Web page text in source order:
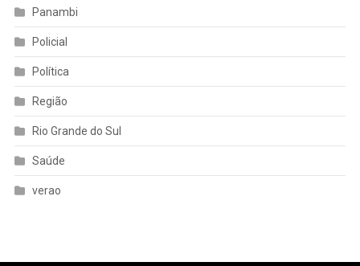
Panambi
Policial
Política
Região
Rio Grande do Sul
Saúde
verao